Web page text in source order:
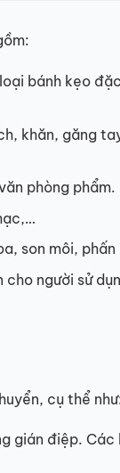
bánh kẹo
khăn, găng
phòng phẩm.
son môi,
người sử
cụ thể
gián điệp. Các